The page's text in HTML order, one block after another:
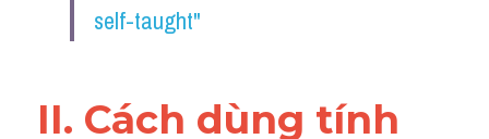
self-taught"
II. Cách dùng tính